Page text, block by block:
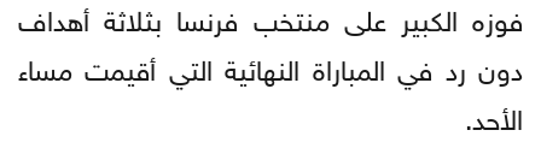
فوزه الكبير على منتخب فرنسا بثلاثة أهداف
دون رد في المباراة النهائية التي أقيمت مساء
الأحد.